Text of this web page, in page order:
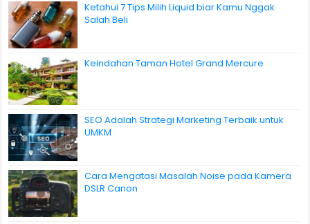
Ketahui 7 Tips Milih Liquid biar Kamu Nggak
Salah Beli
Keindahan Taman Hotel Grand Mercure
SEO Adalah Strategi Marketing Terbaik untuk
UMKM
Cara Mengatasi Masalah Noise pada Kamera
DSLR Canon